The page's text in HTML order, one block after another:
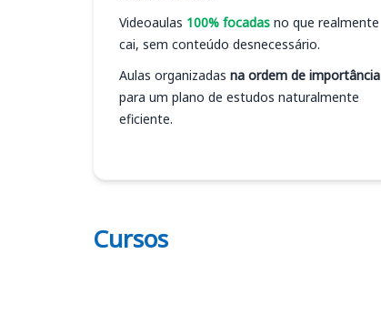
Videoaulas 100% focadas no que realmente
cai, sem conteúdo desnecessário.
Aulas organizadas na ordem de importância
para um plano de estudos naturalmente
eficiente.
Cursos